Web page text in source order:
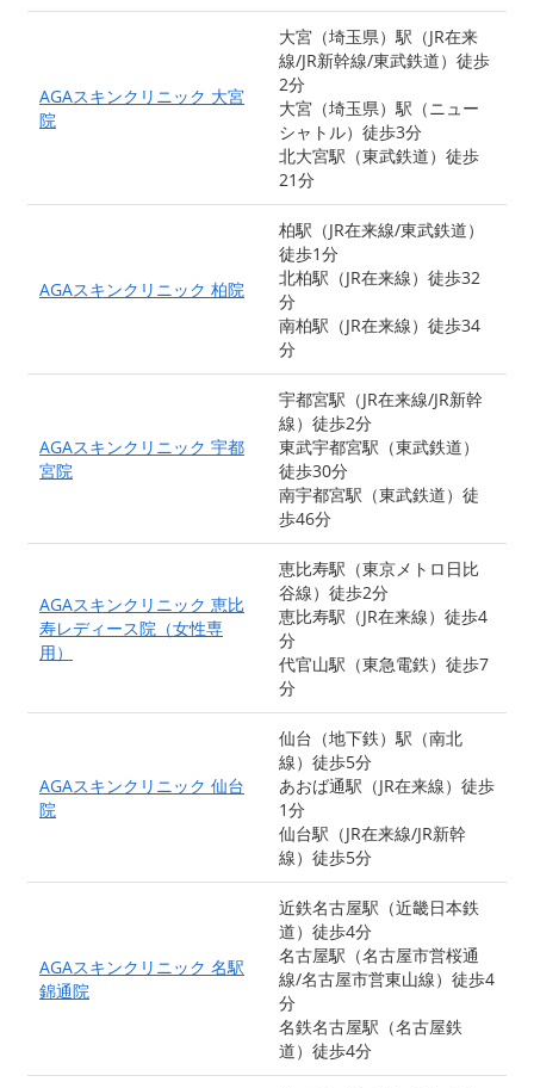
AGAスキンクリニック 大宮
院
大宮（埼玉県）駅（JR在来
線/JR新幹線/東武鉄道）徒歩
2分
大宮（埼玉県）駅（ニュー
シャトル）徒歩3分
北大宮駅（東武鉄道）徒歩
21分
AGAスキンクリニック 柏院
柏駅（JR在来線/東武鉄道）
徒歩1分
北柏駅（JR在来線）徒歩32
分
南柏駅（JR在来線）徒歩34
分
AGAスキンクリニック 宇都
宮院
宇都宮駅（JR在来線/JR新幹
線）徒歩2分
東武宇都宮駅（東武鉄道）
徒歩30分
南宇都宮駅（東武鉄道）徒
歩46分
AGAスキンクリニック 恵比
寿レディース院（女性専
用）
恵比寿駅（東京メトロ日比
谷線）徒歩2分
恵比寿駅（JR在来線）徒歩4
分
代官山駅（東急電鉄）徒歩7
分
AGAスキンクリニック 仙台
院
仙台（地下鉄）駅（南北
線）徒歩5分
あおば通駅（JR在来線）徒歩
1分
仙台駅（JR在来線/JR新幹
線）徒歩5分
AGAスキンクリニック 名駅
錦通院
近鉄名古屋駅（近畿日本鉄
道）徒歩4分
名古屋駅（名古屋市営桜通
線/名古屋市営東山線）徒歩4
分
名鉄名古屋駅（名古屋鉄
道）徒歩4分